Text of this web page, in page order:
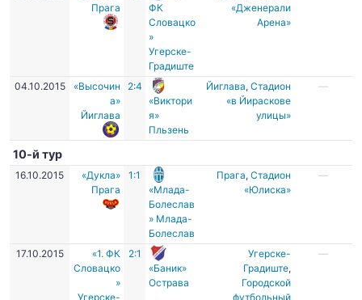
Прага
ФК
Словацко
»
Угерске-
Градиште
«Дженерали
Арена»
04.10.2015
«Высочин
а»
Йиглава
2:4
«Виктори
я»
Пльзень
Йиглава,Стадион
«в Йираскове
улицы»
—
10-й тур
16.10.2015
«Дукла»
Прага
1:1
«Млада-
Болеслав
» Млада-
Болеслав
Прага,Стадион
«Юлиска»
—
17.10.2015
«1. ФК
Словацко
»
Угерске-
2:1
«Баник»
Острава
Угерске-
Градиште,
Городской
футбольный
—